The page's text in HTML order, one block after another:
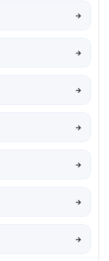
→
→
→
→
→
→
→